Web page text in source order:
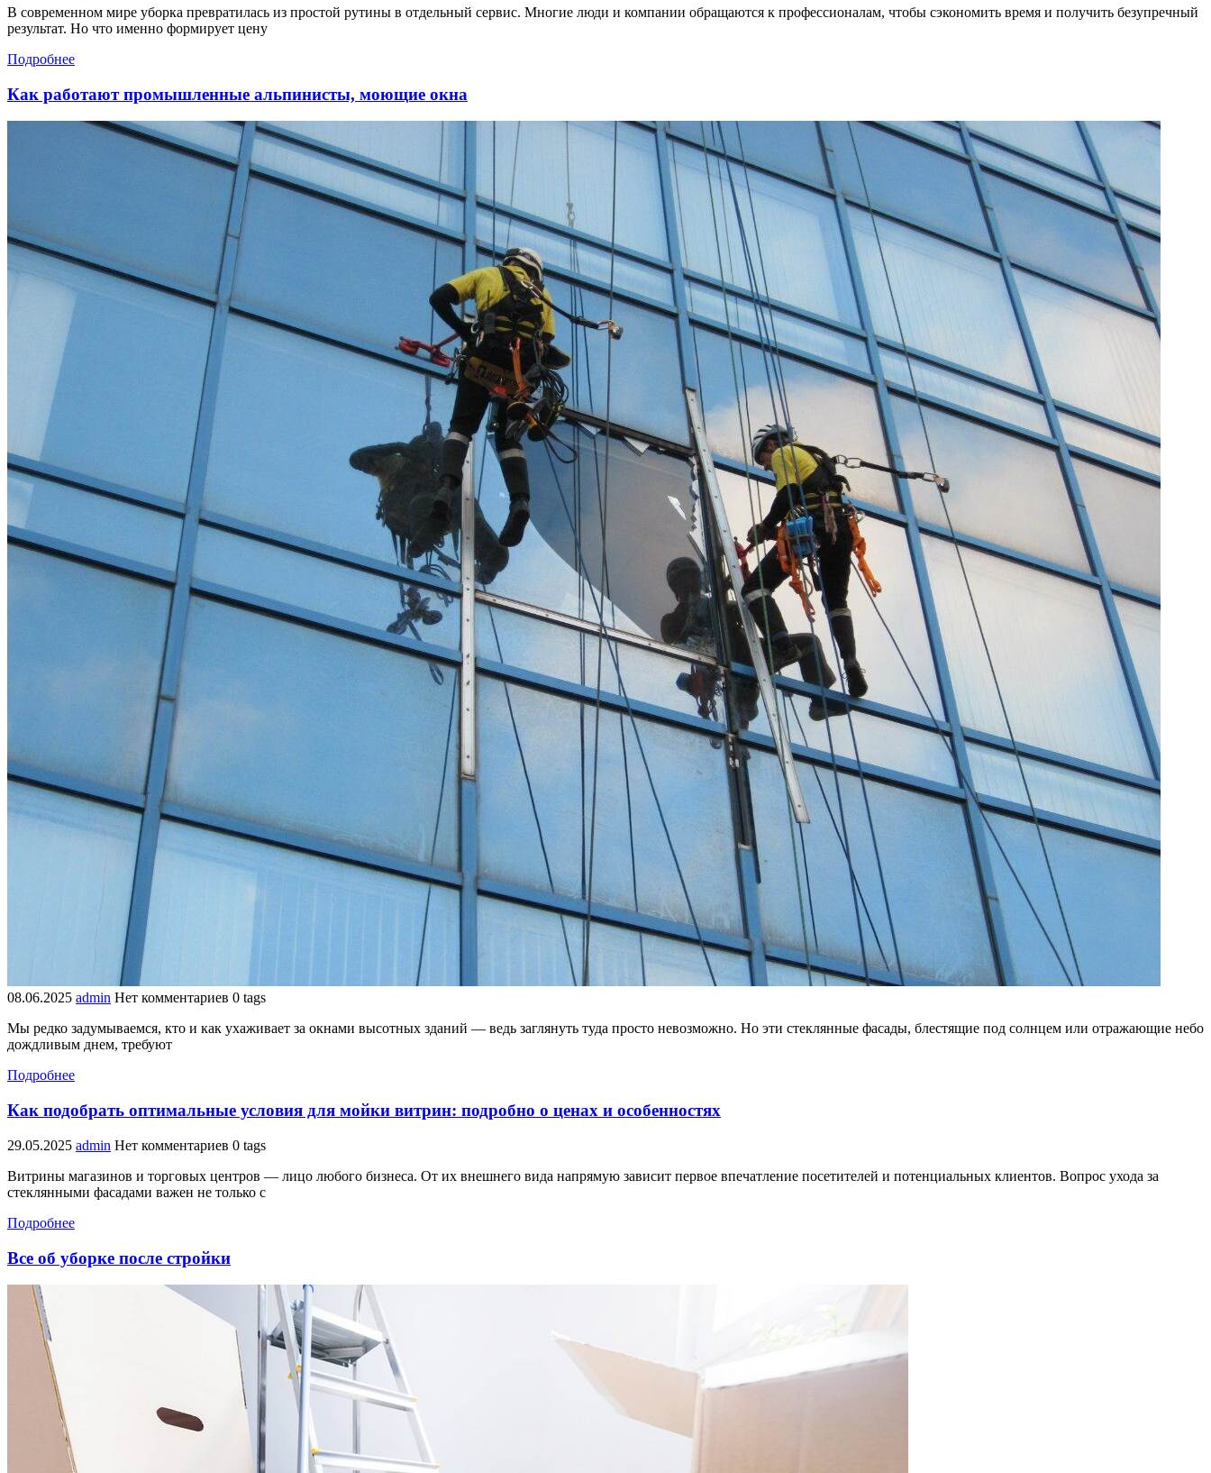
В современном мире уборка превратилась из простой рутины в отдельный сервис. Многие люди и компании обращаются к профессионалам, чтобы сэкономить время и получить безупречный
результат. Но что именно формирует цену
Подробнее
Как работают промышленные альпинисты, моющие окна
08.06.2025 admin Нет комментариев 0 tags
Мы редко задумываемся, кто и как ухаживает за окнами высотных зданий — ведь заглянуть туда просто невозможно. Но эти стеклянные фасады, блестящие под солнцем или отражающие небо
дождливым днем, требуют
Подробнее
Как подобрать оптимальные условия для мойки витрин: подробно о ценах и особенностях
29.05.2025 admin Нет комментариев 0 tags
Витрины магазинов и торговых центров — лицо любого бизнеса. От их внешнего вида напрямую зависит первое впечатление посетителей и потенциальных клиентов. Вопрос ухода за
стеклянными фасадами важен не только с
Подробнее
Все об уборке после стройки